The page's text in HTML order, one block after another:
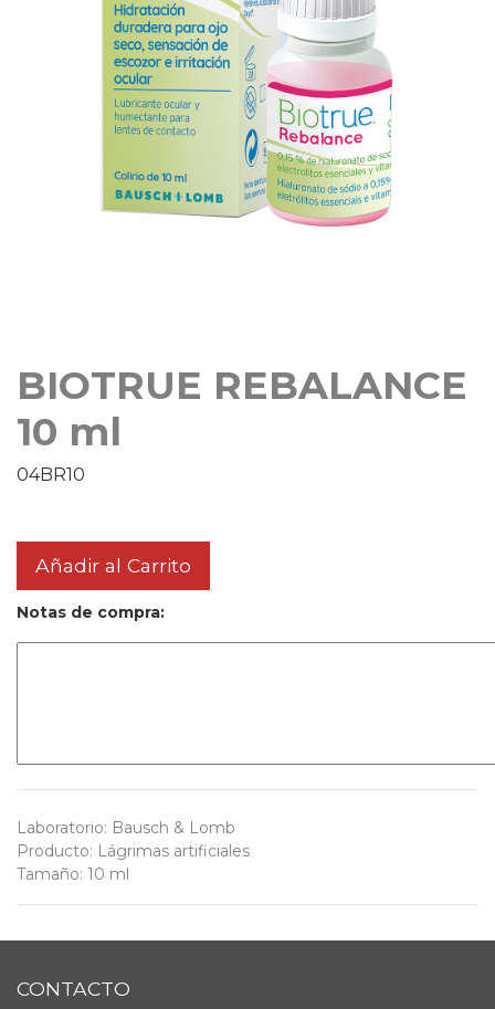
BIOTRUE REBALANCE
10 ml
04BR10
Añadir al Carrito
Notas de compra:
Laboratorio: Bausch & Lomb
Producto: Lágrimas artificiales
Tamaño: 10 ml
CONTACTO